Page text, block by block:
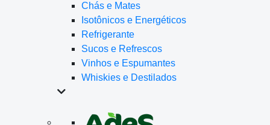
Chás e Mates
Isotônicos e Energéticos
Refrigerante
Sucos e Refrescos
Vinhos e Espumantes
Whiskies e Destilados